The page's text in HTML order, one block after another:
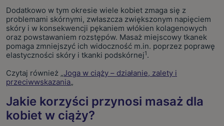
Dodatkowo w tym okresie wiele kobiet zmaga się z
problemami skórnymi, zwłaszcza zwiększonym napięciem
skóry i w konsekwencji pękaniem włókien kolagenowych
oraz powstawaniem rozstępów. Masaż miejscowy tkanek
pomaga zmniejszyć ich widoczność m.in. poprzez poprawę
elastyczności skóry i tkanki podskórnej1.
Czytaj również „Joga w ciąży – działanie, zalety i
przeciwwskazania„
Jakie korzyści przynosi masaż dla
kobiet w ciąży?